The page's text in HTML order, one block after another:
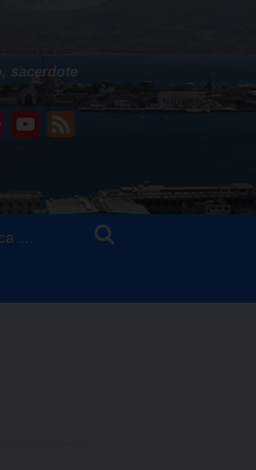
sacerdote
Flickr YouTube